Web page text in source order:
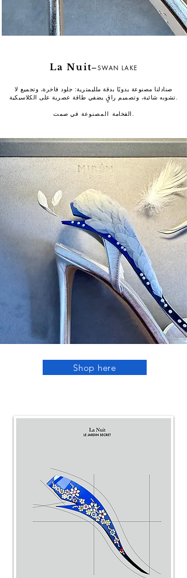
La Nuit–SWAN LAKE
صنادلنا مصنوعة يدويًا بدقة ملليمترية: جلود فاخرة، وتجميع لا
تشوبه شائبة، وتصميم راقٍ يضفي طاقة عصرية على الكلاسيكية.
الفخامة المصنوعة في صمت.
Shop here
La Nuit
JARDIN SECRET